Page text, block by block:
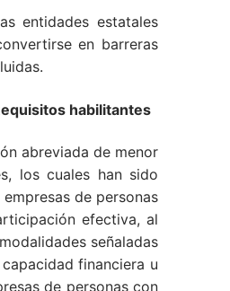
entidades estatales
en barreras
habilitantes
abreviada de menor
los cuales han sido
de personas
efectiva, al
señaladas
financiera u
de personas con